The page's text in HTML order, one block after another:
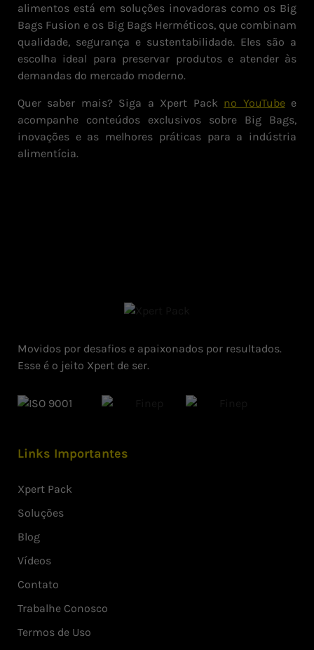
alimentos está em soluções inovadoras como os Big
Bags Fusion e os Big Bags Herméticos, que combinam
qualidade, segurança e sustentabilidade. Eles são a
escolha ideal para preservar produtos e atender às
demandas do mercado moderno.
Quer saber mais? Siga a Xpert Pack no YouTubee
acompanhe conteúdos exclusivos sobre Big Bags,
inovações e as melhores práticas para a indústria
alimentícia.
Movidos por desafios e apaixonados por resultados.
Esse é o jeito Xpert de ser.
Links Importantes
Xpert Pack
Soluções
Blog
Vídeos
Contato
Trabalhe Conosco
Termos de Uso